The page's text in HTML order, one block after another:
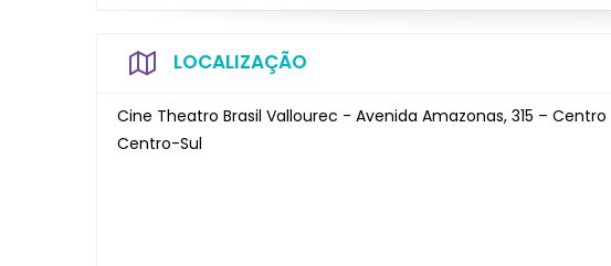
LOCALIZAÇÃO
Cine Theatro Brasil Vallourec - Avenida Amazonas, 315 – Centro
Centro-Sul